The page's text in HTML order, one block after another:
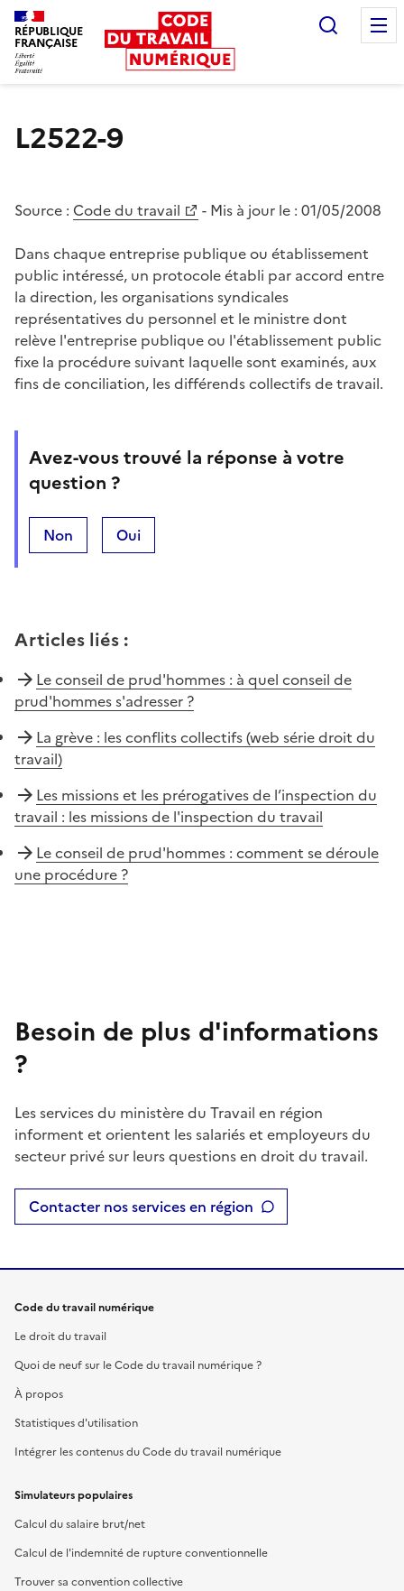
RÉPUBLIQUE
FRANÇAISE
L2522-9
Source : Code du travail - Mis à jour le : 01/05/2008
Dans chaque entreprise publique ou établissement
public intéressé, un protocole établi par accord entre
la direction, les organisations syndicales
représentatives du personnel et le ministre dont
relève l'entreprise publique ou l'établissement public
fixe la procédure suivant laquelle sont examinés, aux
fins de conciliation, les différends collectifs de travail.
Avez-vous trouvé la réponse à votre
question ?
Non Oui
Articles liés :
Le conseil de prud'hommes : à quel conseil de
prud'hommes s'adresser ?
La grève : les conflits collectifs (web série droit du
travail)
Les missions et les prérogatives de l’inspection du
travail : les missions de l'inspection du travail
Le conseil de prud'hommes : comment se déroule
une procédure ?
Besoin de plus d'informations
?
Les services du ministère du Travail en région
informent et orientent les salariés et employeurs du
secteur privé sur leurs questions en droit du travail.
Contacter nos services en région
Code du travail numérique
Le droit du travail
Quoi de neuf sur le Code du travail numérique ?
À propos
Statistiques d'utilisation
Intégrer les contenus du Code du travail numérique
Simulateurs populaires
Calcul du salaire brut/net
Calcul de l'indemnité de rupture conventionnelle
Trouver sa convention collective